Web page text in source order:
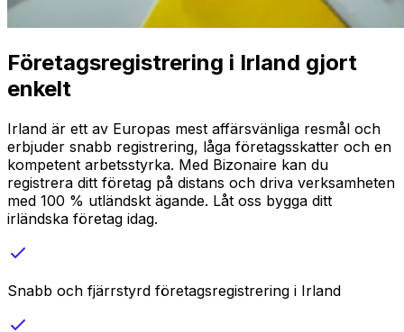
Företagsregistrering i Irland gjort
enkelt
Irland är ett av Europas mest affärsvänliga resmål och
erbjuder snabb registrering, låga företagsskatter och en
kompetent arbetsstyrka. Med Bizonaire kan du
registrera ditt företag på distans och driva verksamheten
med 100 % utländskt ägande. Låt oss bygga ditt
irländska företag idag.
Snabb och fjärrstyrd företagsregistrering i Irland